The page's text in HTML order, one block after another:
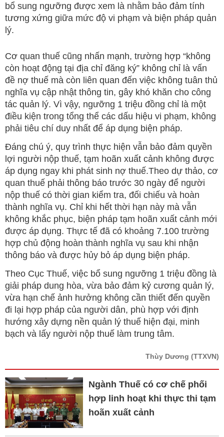
bổ sung ngưỡng được xem là nhằm bảo đảm tính
tương xứng giữa mức độ vi phạm và biện pháp quản
lý.
Cơ quan thuế cũng nhấn mạnh, trường hợp “không
còn hoạt động tại địa chỉ đăng ký” không chỉ là vấn
đề nợ thuế mà còn liên quan đến việc không tuân thủ
nghĩa vụ cập nhật thông tin, gây khó khăn cho công
tác quản lý. Vì vậy, ngưỡng 1 triệu đồng chỉ là một
điều kiện trong tổng thể các dấu hiệu vi phạm, không
phải tiêu chí duy nhất để áp dụng biện pháp.
Đáng chú ý, quy trình thực hiện vẫn bảo đảm quyền
lợi người nộp thuế, tạm hoãn xuất cảnh không được
áp dụng ngay khi phát sinh nợ thuế.Theo dự thảo, cơ
quan thuế phải thông báo trước 30 ngày để người
nộp thuế có thời gian kiểm tra, đối chiếu và hoàn
thành nghĩa vụ. Chỉ khi hết thời hạn này mà vẫn
không khắc phục, biện pháp tạm hoãn xuất cảnh mới
được áp dụng. Thực tế đã có khoảng 7.100 trường
hợp chủ động hoàn thành nghĩa vụ sau khi nhận
thông báo và được hủy bỏ áp dụng biện pháp.
Theo Cục Thuế, việc bổ sung ngưỡng 1 triệu đồng là
giải pháp dung hòa, vừa bảo đảm kỷ cương quản lý,
vừa hạn chế ảnh hưởng không cần thiết đến quyền
đi lại hợp pháp của người dân, phù hợp với định
hướng xây dựng nền quản lý thuế hiện đại, minh
bạch và lấy người nộp thuế làm trung tâm.
Thùy Dương (TTXVN)
Ngành Thuế có cơ chế phối
hợp linh hoạt khi thực thi tạm
hoãn xuất cảnh